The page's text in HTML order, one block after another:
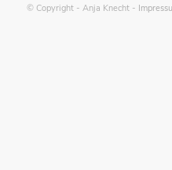
© Copyright - Anja Knecht -